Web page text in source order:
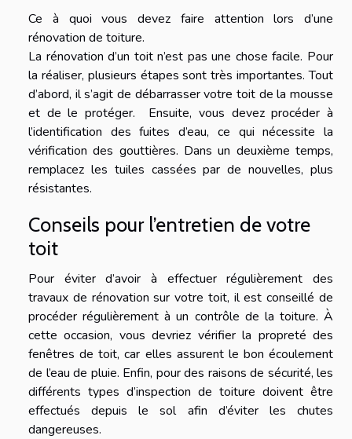
Ce à quoi vous devez faire attention lors d’une
rénovation de toiture.
La rénovation d’un toit n’est pas une chose facile. Pour
la réaliser, plusieurs étapes sont très importantes. Tout
d’abord, il s’agit de débarrasser votre toit de la mousse
et de le protéger. Ensuite, vous devez procéder à
l’identification des fuites d’eau, ce qui nécessite la
vérification des gouttières. Dans un deuxième temps,
remplacez les tuiles cassées par de nouvelles, plus
résistantes.
Conseils pour l’entretien de votre
toit
Pour éviter d’avoir à effectuer régulièrement des
travaux de rénovation sur votre toit, il est conseillé de
procéder régulièrement à un contrôle de la toiture. À
cette occasion, vous devriez vérifier la propreté des
fenêtres de toit, car elles assurent le bon écoulement
de l’eau de pluie. Enfin, pour des raisons de sécurité, les
différents types d’inspection de toiture doivent être
effectués depuis le sol afin d’éviter les chutes
dangereuses.